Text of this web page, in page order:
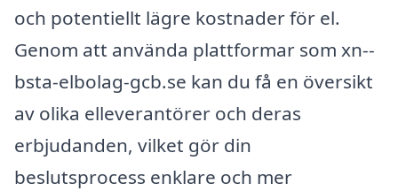
och potentiellt lägre kostnader för el.
Genom att använda plattformar som xn--
bsta-elbolag-gcb.se kan du få en översikt
av olika elleverantörer och deras
erbjudanden, vilket gör din
beslutsprocess enklare och mer